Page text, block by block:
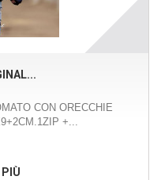
CON ORECCHIE
+...
PIÙ